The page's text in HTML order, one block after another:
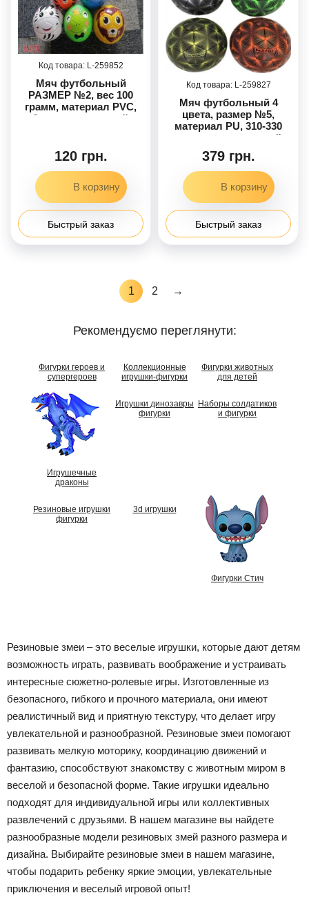
259852
Мяч футбольный
РАЗМЕР №2, вес 100
грамм, материал PVC,
баллон резиновый,
120 грн.
Быстрый заказ
259827
Мяч футбольный 4
цвета, размер №5,
материал PU, 310-330
граммов, резиновый
баллон, микс видов
379 грн.
Быстрый заказ
1 2 →
Рекомендуємо переглянути:
Фигурки героев и
супергероев
Коллекционные
игрушки-фигурки
Фигурки животных
для детей
Игрушечные
драконы
Игрушки динозавры
фигурки
Наборы солдатиков
и фигурки
Резиновые игрушки
фигурки
3d игрушки
Фигурки Стич
Резиновые змеи – это веселые игрушки, которые дают детям
возможность играть, развивать воображение и устраивать
интересные сюжетно-ролевые игры. Изготовленные из
безопасного, гибкого и прочного материала, они имеют
реалистичный вид и приятную текстуру, что делает игру
увлекательной и разнообразной. Резиновые змеи помогают
развивать мелкую моторику, координацию движений и
фантазию, способствуют знакомству с животным миром в
веселой и безопасной форме. Такие игрушки идеально
подходят для индивидуальной игры или коллективных
развлечений с друзьями. В нашем магазине вы найдете
разнообразные модели резиновых змей разного размера и
дизайна. Выбирайте резиновые змеи в нашем магазине,
чтобы подарить ребенку яркие эмоции, увлекательные
приключения и веселый игровой опыт!